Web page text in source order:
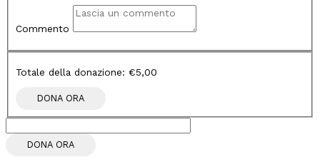
Commento
Totale della donazione:€5,00
DONA ORA